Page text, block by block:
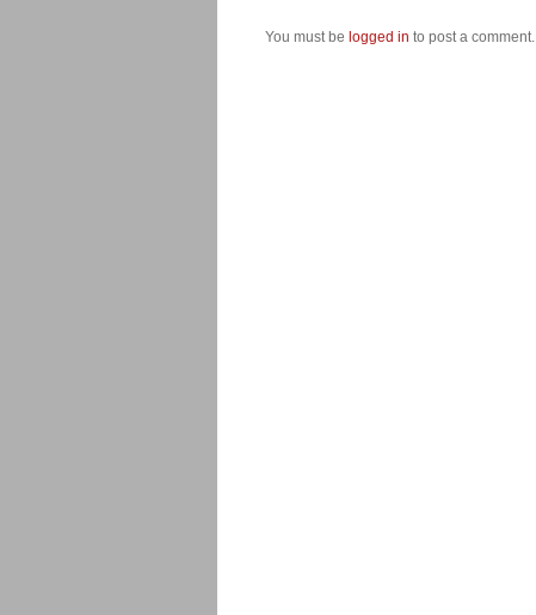
You must be logged in to post a comment.